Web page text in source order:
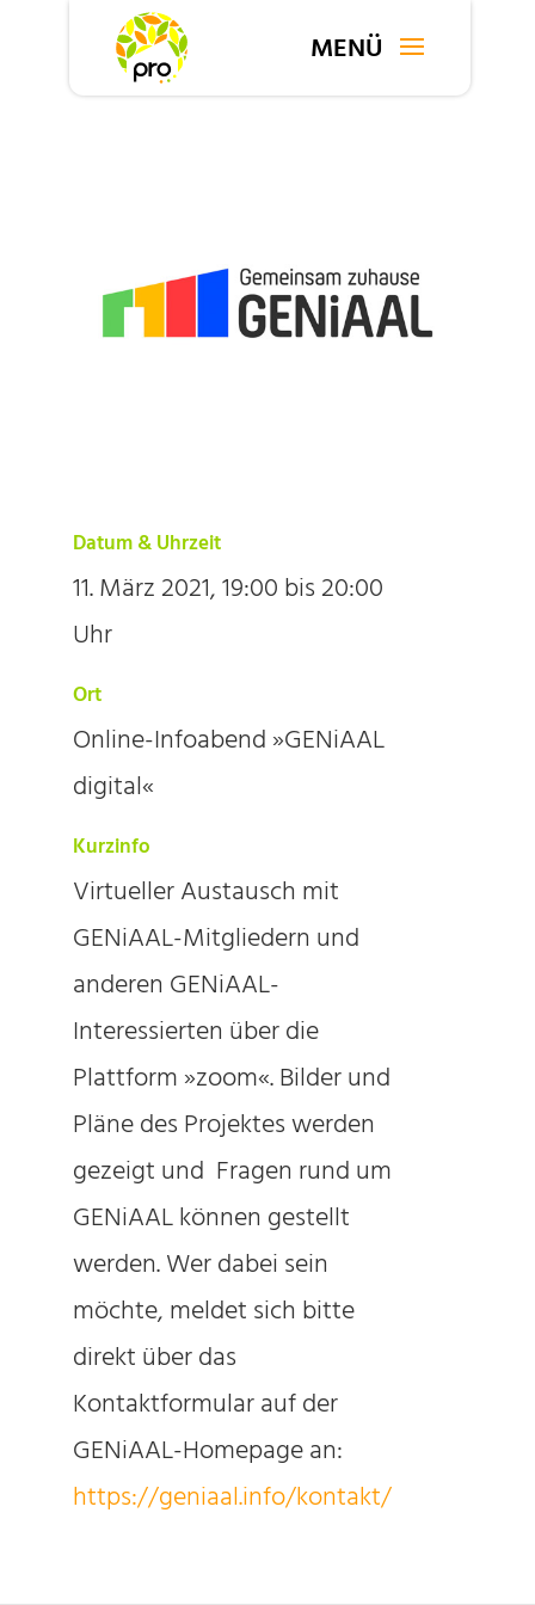
Datum & Uhrzeit
11. März 2021, 19:00 bis 20:00
Uhr
Ort
Online-Infoabend »GENiAAL
digital«
Kurzinfo
Virtueller Austausch mit
GENiAAL-Mitgliedern und
anderen GENiAAL-
Interessierten über die
Plattform »zoom«. Bilder und
Pläne des Projektes werden
gezeigt und Fragen rund um
GENiAAL können gestellt
werden. Wer dabei sein
möchte, meldet sich bitte
direkt über das
Kontaktformular auf der
GENiAAL-Homepage an:
https://geniaal.info/kontakt/